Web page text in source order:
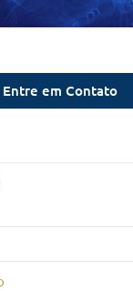
Entre em Contato